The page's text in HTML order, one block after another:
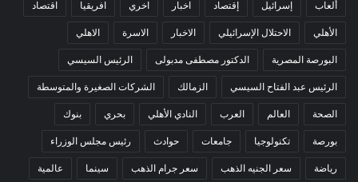
ألعاب إسرائيل إقتصاد اخبار اخري افريقيا اقتصاد
الأهلي الاحتلال الإسرائيلي الاخبار الاسرة الاهلي
البورصة المصرية الدكتور مصطفى مدبولى الرئيس السيسي
الرئيس عبد الفتاح السيسي الزمالك الشركات الصغيرة والمتوسطة
الصحة العالم العرب النادي الأهلي بحري بنوك
بورصة تكنولوجيا جامعات حوادث رئيس مجلس الوزراء
رياضة سعر الجنيه الذهب سعر جرام الذهب سينما عالمية